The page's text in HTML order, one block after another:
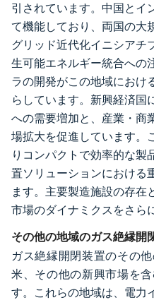
引されています。中国とイ
て機能しており、両国の大
グリッド近代化イニシアチ
生可能エネルギー統合への
ラの開発がこの地域におけ
らしています。新興経済国
への需要増加と、産業・商
場拡大を促進しています。
りコンパクトで効率的な製
置ソリューションにおける
ます。主要製造施設の存在
市場のダイナミクスをさら
その他の地域のガス絶縁開
ガス絶縁開閉装置のその
米、その他の新興市場を
す。これらの地域は、電力